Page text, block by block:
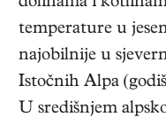
temperature u
najobilnije u
Istočnih Alpa
U središnjem